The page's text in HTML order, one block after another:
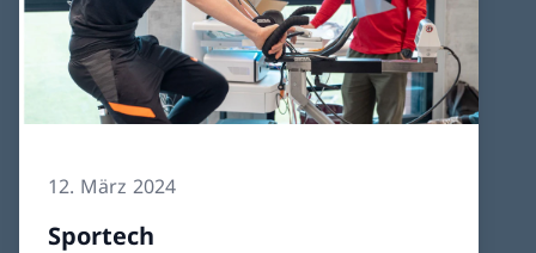
12. März 2024
Sportech